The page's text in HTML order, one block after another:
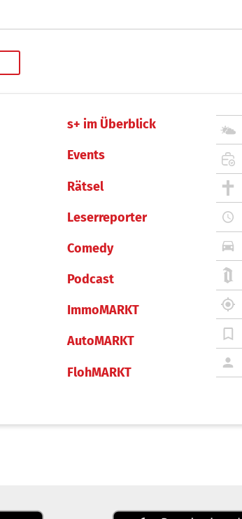
s+ im Überblick
Events
Rätsel
Leserreporter
Comedy
Podcast
ImmoMARKT
AutoMARKT
FlohMARKT